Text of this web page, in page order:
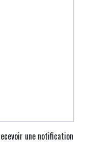
une notification